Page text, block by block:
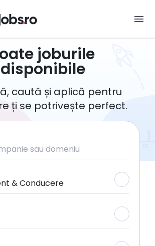
menu
joburile
disponibile
caută și aplică pentru
ți se potrivește perfect.
& Conducere